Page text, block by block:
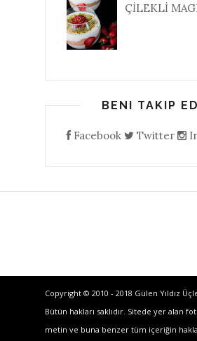
ÇİLEKLİ
BENI TAKIP
Facebook Twitter
Copyright © 2010 - 2018 Gülen Yıldız
Bütün hakları saklıdır. Sitede yer alan
metin ve buna benzer tüm içeriğin